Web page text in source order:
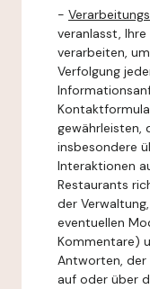
-
veranlasst,
verarbeiten,
Verfolgung
gewährleisten,
insbesondere
Interaktionen
Restaurants
der
eventuellen
Kommentare)
Antworten, der
auf oder über